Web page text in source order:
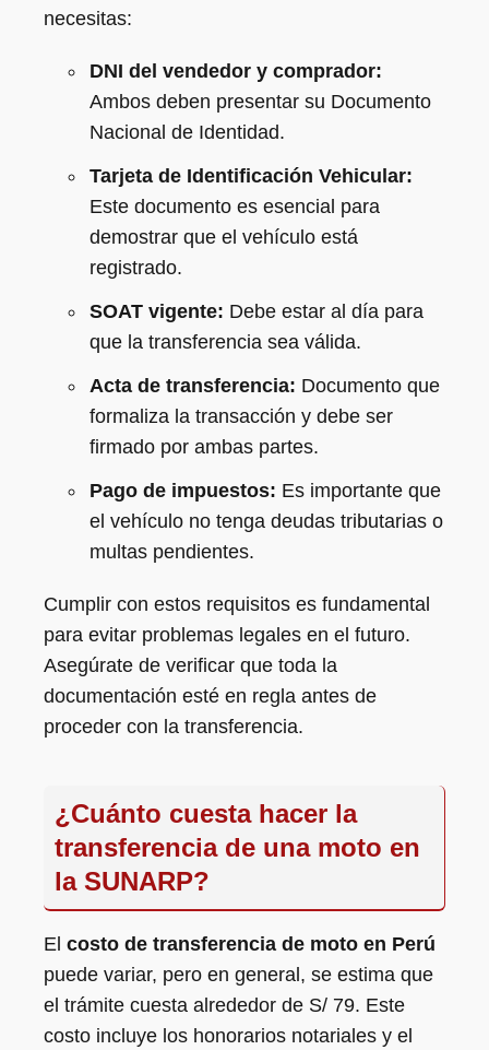
necesitas:
DNI del vendedor y comprador:
Ambos deben presentar su Documento
Nacional de Identidad.
Tarjeta de Identificación Vehicular:
Este documento es esencial para
demostrar que el vehículo está
registrado.
SOAT vigente: Debe estar al día para
que la transferencia sea válida.
Acta de transferencia: Documento que
formaliza la transacción y debe ser
firmado por ambas partes.
Pago de impuestos: Es importante que
el vehículo no tenga deudas tributarias o
multas pendientes.
Cumplir con estos requisitos es fundamental
para evitar problemas legales en el futuro.
Asegúrate de verificar que toda la
documentación esté en regla antes de
proceder con la transferencia.
¿Cuánto cuesta hacer la
transferencia de una moto en
la SUNARP?
El costo de transferencia de moto en Perú
puede variar, pero en general, se estima que
el trámite cuesta alrededor de S/ 79. Este
costo incluye los honorarios notariales y el